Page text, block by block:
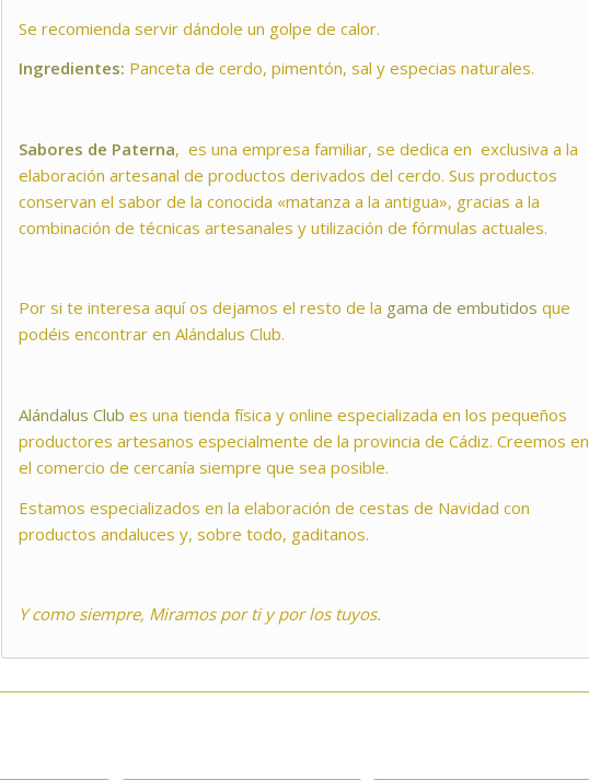
Se recomienda servir dándole un golpe de calor.
Ingredientes: Panceta de cerdo, pimentón, sal y especias naturales.
Sabores de Paterna, es una empresa familiar, se dedica en exclusiva a la
elaboración artesanal de productos derivados del cerdo. Sus productos
conservan el sabor de la conocida «matanza a la antigua», gracias a la
combinación de técnicas artesanales y utilización de fórmulas actuales.
Por si te interesa aquí os dejamos el resto de la gama de embutidos que
podéis encontrar en Alándalus Club.
Alándalus Club es una tienda física y online especializada en los pequeños
productores artesanos especialmente de la provincia de Cádiz. Creemos en
el comercio de cercanía siempre que sea posible.
Estamos especializados en la elaboración de cestas de Navidad con
productos andaluces y, sobre todo, gaditanos.
Y como siempre, Miramos por ti y por los tuyos.